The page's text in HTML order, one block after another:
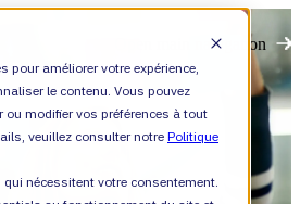
pour améliorer votre expérience,
le contenu. Vous pouvez
ou modifier vos préférences à tout
veuillez consulter notrePolitique
nécessitent votre consentement.
Open main navigation